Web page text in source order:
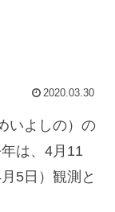
2020.03.30
いよしの）の
は、4月11
5日）観測と